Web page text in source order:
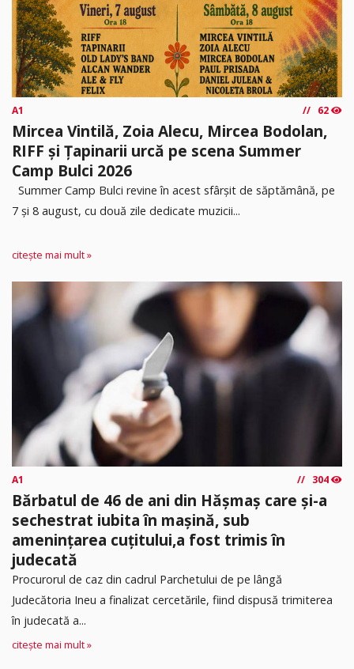
A1 62
Mircea Vintilă, Zoia Alecu, Mircea Bodolan,
RIFF și Țapinarii urcă pe scena Summer
Camp Bulci 2026
Summer Camp Bulci revine în acest sfârșit de săptămână, pe
7 și 8 august, cu două zile dedicate muzicii...
citește mai mult »
A1 304
Bărbatul de 46 de ani din Hășmaș care și-a
sechestrat iubita în mașină, sub
amenințarea cuțitului,a fost trimis în
judecată
Procurorul de caz din cadrul Parchetului de pe lângă
Judecătoria Ineu a finalizat cercetările, fiind dispusă trimiterea
în judecată a...
citește mai mult »